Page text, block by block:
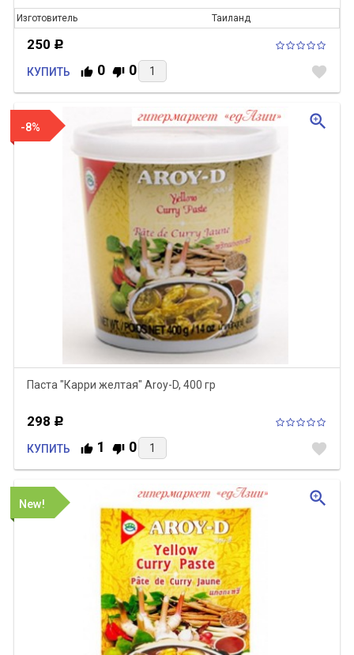
Изготовитель Таиланд
250 Р
КУПИТЬ 0 0 favorite
-8%
Паста "Карри желтая" Aroy-D, 400 гр
298 Р
КУПИТЬ 1 0 favorite
zoom_in
New! zoom_in